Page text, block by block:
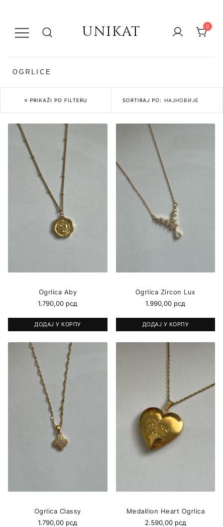
UNIKAT 0
OGRLICE
≡ PRIKAŽI PO FILTERU SORTIRAJ PO:
Ogrlica Aby
1.790,00 рсд
ДОДАЈ У КОРПУ
Ogrlica Zircon Lux
1.990,00 рсд
ДОДАЈ У КОРПУ
Ogrlica Classy
1.790,00 рсд
Medallion Heart Ogrlica
2.590,00 рсд